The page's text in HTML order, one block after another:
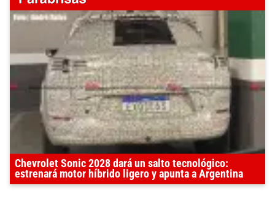
Chevrolet Sonic 2028 dará un salto tecnológico:
estrenará motor híbrido ligero y apunta a Argentina